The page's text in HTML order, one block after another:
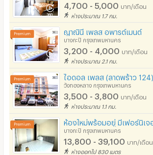
4,700 - 5,000 บาท/เดือน
ห่างประมาณ 1.7 กม.
ญาณินี เพลส อพารต์เมนต์
บางกะปิ กรุงเทพมหานคร
3,200 - 4,000 บาท/เดือน
ห่างประมาณ 2.1 กม.
วังทองหลาง กรุงเทพมหานคร
3,500 - 3,800 บาท/เดือน
ห่างประมาณ 1.1 กม.
บางกะปิ กรุงเทพมหานคร
13,800 - 39,100 บาท/เดือน
ห่างออกไป 830 เมตร